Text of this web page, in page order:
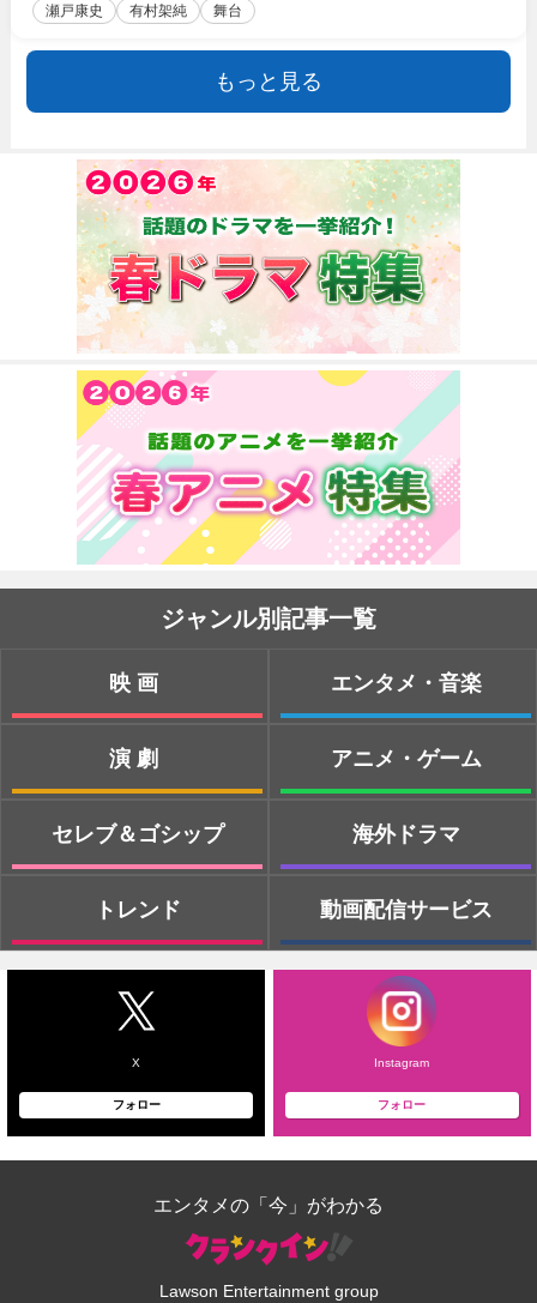
瀬戸康史 有村架純 舞台
もっと見る
ジャンル別記事一覧
映画
演劇
セレブ＆ゴシップ
トレンド
エンタメ・音楽
アニメ・ゲーム
海外ドラマ
動画配信サービス
X
フォロー
Instagram
フォロー
エンタメの「今」がわかる
Lawson Entertainment group